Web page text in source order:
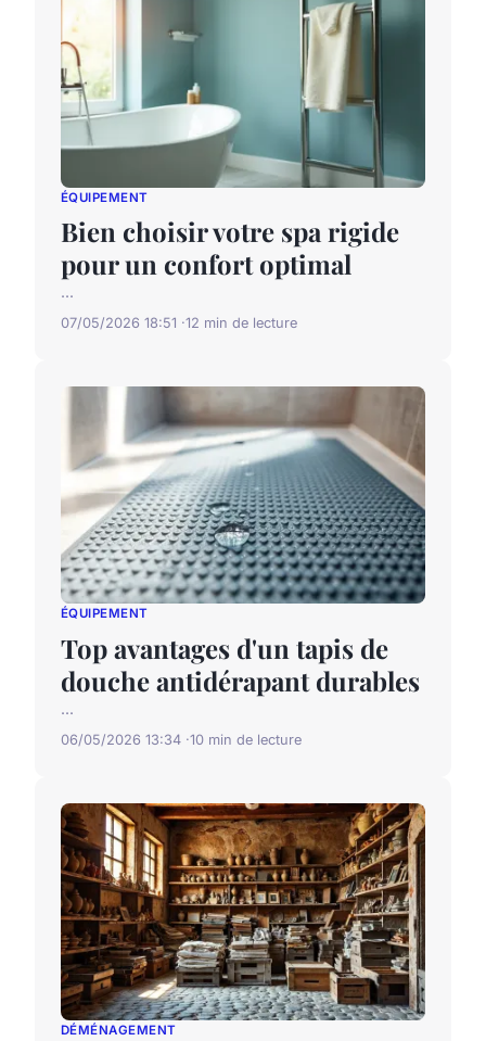
ÉQUIPEMENT
Bien choisir votre spa rigide
pour un confort optimal
...
07/05/2026 18:51 12 min de lecture
ÉQUIPEMENT
Top avantages d'un tapis de
douche antidérapant durables
...
06/05/2026 13:34 10 min de lecture
DÉMÉNAGEMENT